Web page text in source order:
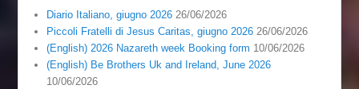
Diario Italiano, giugno 2026 26/06/2026
Piccoli Fratelli di Jesus Caritas, giugno 2026 26/06/2026
(English) 2026 Nazareth week Booking form 10/06/2026
(English) Be Brothers Uk and Ireland, June 2026
10/06/2026